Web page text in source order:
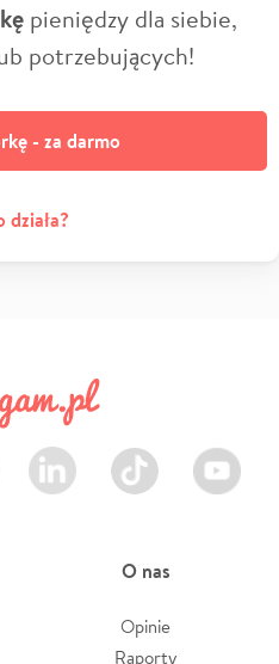
pieniędzy dla siebie,
potrzebujących!
- za darmo
działa?
LinkedIn TikTok Youtube
O nas
Opinie
Raporty